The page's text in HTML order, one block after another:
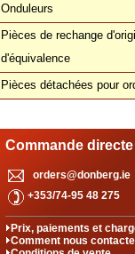
Onduleurs
Pièces de rechange
d'équivalence
Pièces détachées pour
Commande directe
orders@donberg.ie
+353/74-95 48 275
Prix, paiements et
Comment nous